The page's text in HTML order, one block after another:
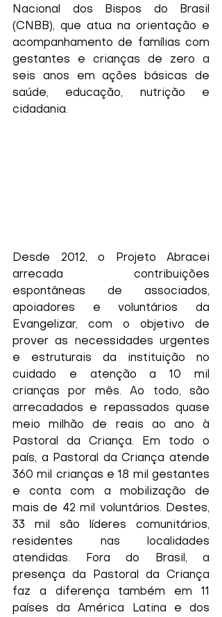
Nacional dos Bispos do Brasil
(CNBB), que atua na orientação e
acompanhamento de famílias com
gestantes e crianças de zero a
seis anos em ações básicas de
saúde, educação, nutrição e
cidadania.
Desde 2012, o Projeto Abracei
arrecada contribuições
espontâneas de associados,
apoiadores e voluntários da
Evangelizar, com o objetivo de
prover as necessidades urgentes
e estruturais da instituição no
cuidado e atenção a 10 mil
crianças por mês. Ao todo, são
arrecadados e repassados quase
meio milhão de reais ao ano à
Pastoral da Criança. Em todo o
país, a Pastoral da Criança atende
360 mil crianças e 18 mil gestantes
e conta com a mobilização de
mais de 42 mil voluntários. Destes,
33 mil são líderes comunitários,
residentes nas localidades
atendidas. Fora do Brasil, a
presença da Pastoral da Criança
faz a diferença também em 11
países da América Latina e dos